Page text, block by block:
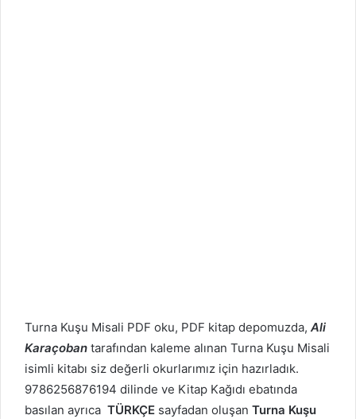
Turna Kuşu Misali PDF oku, PDF kitap depomuzda, Ali
Karaçoban tarafından kaleme alınan Turna Kuşu Misali
isimli kitabı siz değerli okurlarımız için hazırladık.
9786256876194 dilinde ve Kitap Kağıdı ebatında
basılan ayrıca TÜRKÇE sayfadan oluşan Turna Kuşu